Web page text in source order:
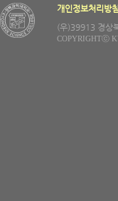
개인정보처리방침
(우)39913 경상
COPYRIGHTⓒ